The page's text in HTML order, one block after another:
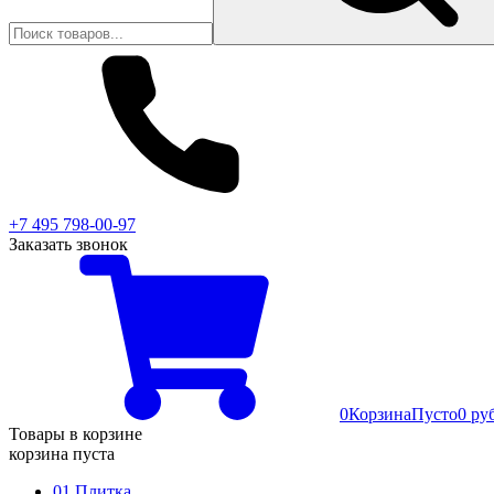
+7 495 798-00-97
Заказать звонок
0КорзинаПусто0
Товары в корзине
корзина пуста